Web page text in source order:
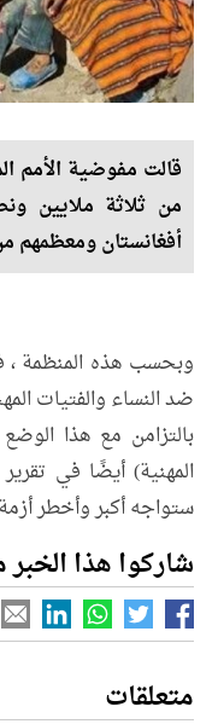
قالت مفوضية الأمم
من ثلاثة
أفغانستان ومعظمهم
وبحسب هذه المنظمة ،
ضد النساء والفتيات
بالتزامن مع هذا
المهنية) أيضًا في
ستواجه أكبر وأخطر أزمة
شاركوا هذا
متعلقات